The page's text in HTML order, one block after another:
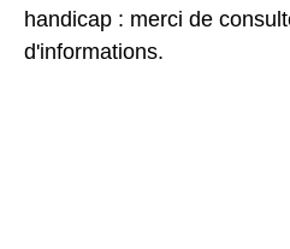
handicap : merci de
d'informations.